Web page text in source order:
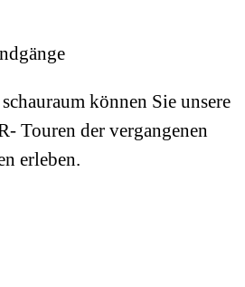
können Sie unsere
Touren der vergangenen
erleben.